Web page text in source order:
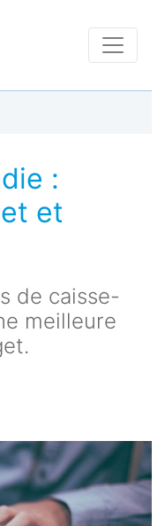
:
et
de caisse-
meilleure